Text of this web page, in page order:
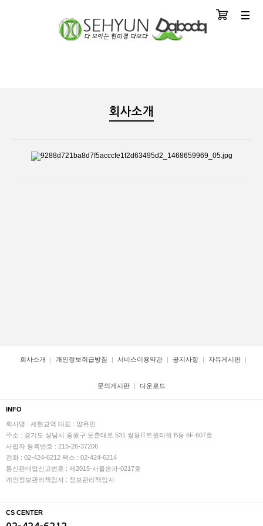
분류
회사소개
회사소개 개인정보취급방침 서비스이용약관 공지사항 자유게시판
문의게시판 다운로드
INFO
회사명 : 세현교역 대표 : 양유민
주소 : 경기도 성남시 중원구 둔춘대로 531 쌍용IT트윈타워 B동 6F 607호
사업자 등록번호 : 215-26-37206
전화 : 02-424-6212 팩스 : 02-424-6214
통신판매업신고번호 : 제2015-서울송파-0217호
개인정보관리책임자 : 정보관리책임자
CS CENTER